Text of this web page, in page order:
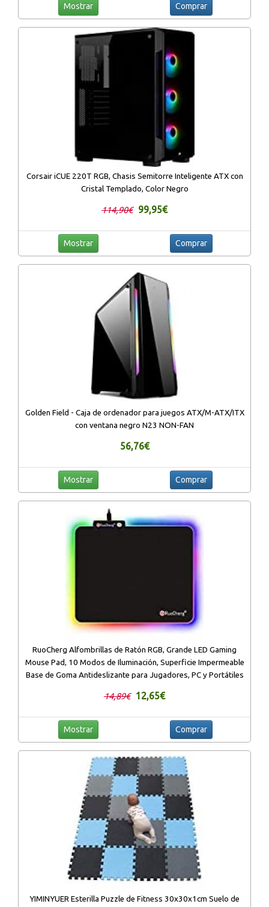
Mostrar Comprar
Corsair iCUE 220T RGB, Chasis Semitorre Inteligente ATX con
Cristal Templado, Color Negro
114,90€ 99,95€
Mostrar Comprar
Golden Field - Caja de ordenador para juegos ATX/M-ATX/ITX
con ventana negro N23 NON-FAN
56,76€
Mostrar Comprar
RuoCherg Alfombrillas de Ratón RGB, Grande LED Gaming
Mouse Pad, 10 Modos de Iluminación, Superficie Impermeable
Base de Goma Antideslizante para Jugadores, PC y Portátiles
14,89€ 12,65€
Mostrar Comprar
YIMINYUER Esterilla Puzzle de Fitness 30x30x1cm Suelo de